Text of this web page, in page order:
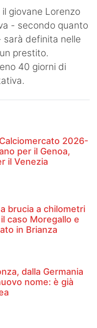
giovane Lorenzo
- secondo quanto
definita nelle
prestito.
40 giorni di
2026-
per il Genoa,
il Venezia
brucia a chilometri
caso Moregallo e
in Brianza
dalla Germania
nome: è già